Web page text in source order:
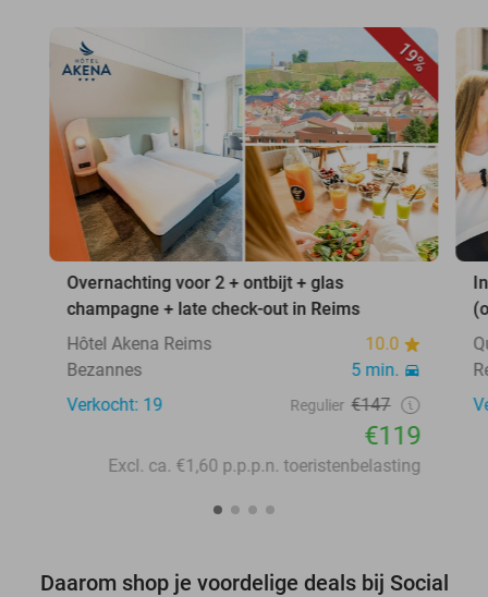
19%
Overnachting voor 2 + ontbijt + glas
champagne + late check-out in Reims
Hôtel Akena Reims
10.0
Bezannes
5 min.
Verkocht: 19
Regulier €147
€119
Excl. ca. €1,60 p.p.p.n. toeristenbelasting
Daarom shop je voordelige deals bij Social